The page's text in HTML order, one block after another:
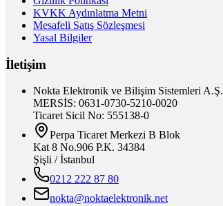
KVKK Aydınlatma Metni
Mesafeli Satış Sözleşmesi
Yasal Bilgiler
İletişim
Nokta Elektronik ve Bilişim Sistemleri A.Ş.
MERSİS: 0631-0730-5210-0020
Ticaret Sicil No: 555138-0
Perpa Ticaret Merkezi B Blok
Kat 8 No.906 P.K. 34384
Şişli / İstanbul
0212 222 87 80
nokta@noktaelektronik.net